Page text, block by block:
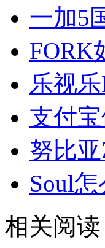
一加5
FORK
乐视
支付
努比
Soul
相关阅读